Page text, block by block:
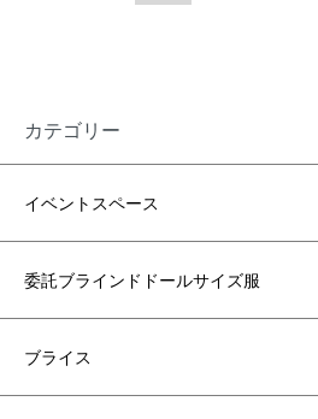
カテゴリー
イベントスペース
委託ブラインドドールサイズ服
ブライス